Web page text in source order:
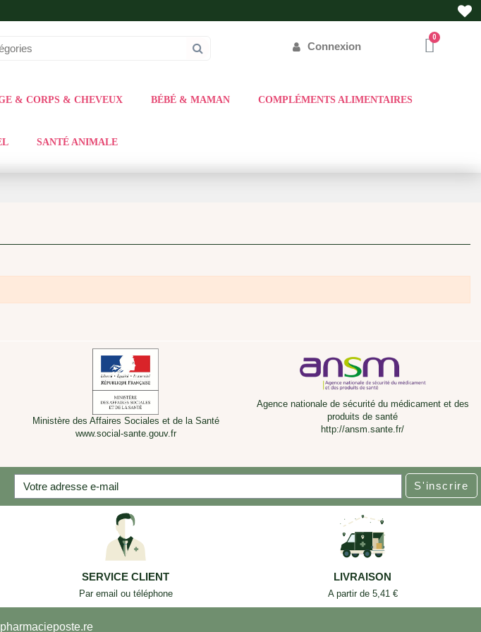
Connexion
& CORPS & CHEVEUX BÉBÉ & MAMAN COMPLÉMENTS ALIMENTAIRES
SANTÉ ANIMALE
Ministère des Affaires Sociales et de la Santé
www.social-sante.gouv.fr
Agence nationale de sécurité du médicament et des
produits de santé
http://ansm.sante.fr/
S'inscrire
SERVICE CLIENT
Par email ou téléphone
LIVRAISON
A partir de 5,41 €